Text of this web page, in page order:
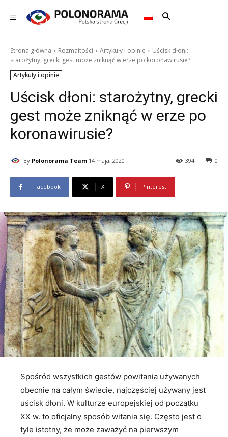
Strona główna Rozmaitości Artykuły i opinie
Uścisk dłoni:
starożytny, grecki gest może zniknąć w erze po koronawirusie?
Artykuły i opinie
Uścisk dłoni: starożytny, grecki
gest może zniknąć w erze po
koronawirusie?
By Polonorama Team 14 maja, 2020 0
394
Facebook X Pinterest
Spośród wszystkich gestów powitania używanych
obecnie na całym świecie, najczęściej używany jest
uścisk dłoni. W kulturze europejskiej od początku
XX w. to oficjalny sposób witania się. Często jest o
tyle istotny, że może zaważyć na pierwszym